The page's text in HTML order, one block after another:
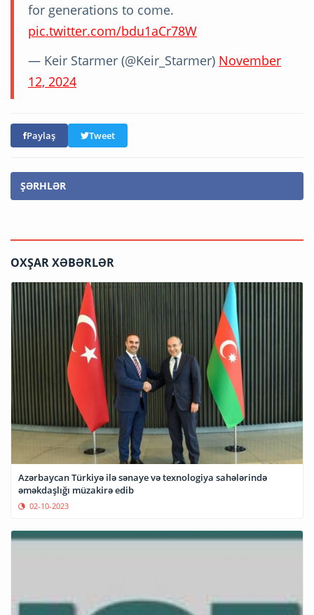
for generations to come.
pic.twitter.com/bdu1aCr78W
— Keir Starmer (@Keir_Starmer) November
12, 2024
Paylaş Tweet
ŞƏRHLƏR
OXŞAR XƏBƏRLƏR
Azərbaycan Türkiyə ilə sənaye və texnologiya sahələrində
əməkdaşlığı müzakirə edib
02-10-2023